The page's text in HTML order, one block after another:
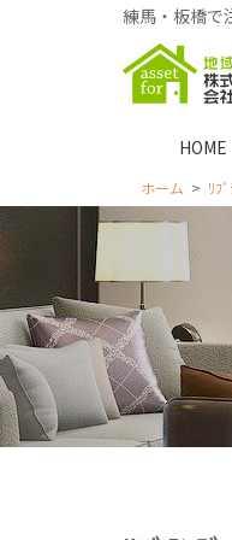
練馬・板橋で
HOME
ホーム ﾘﾌ